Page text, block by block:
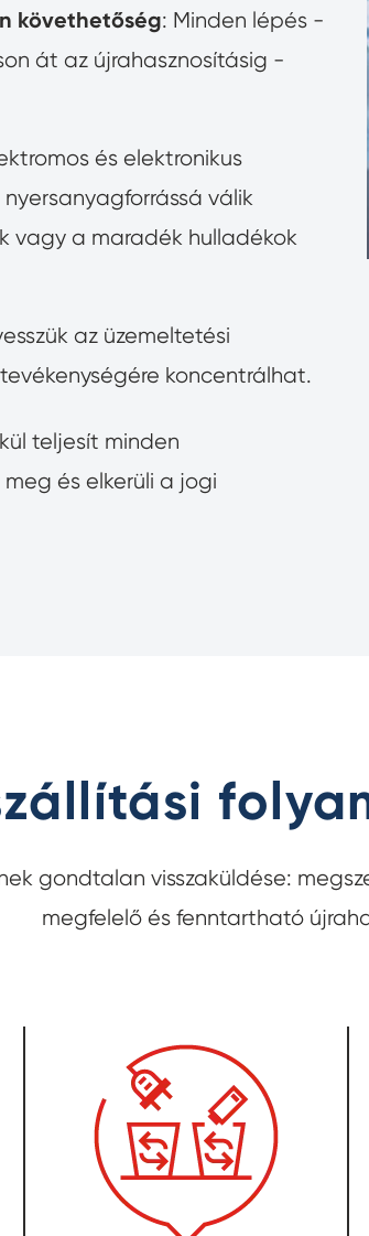
követhetőség: Minden lépés -
át az újrahasznosításig -
és elektronikus
válik
vagy a maradék hulladékok
az üzemeltetési
koncentrálhat.
teljesít minden
és elkerüli a jogi
gondtalan visszaküldése:
megfelelő és fenntartható